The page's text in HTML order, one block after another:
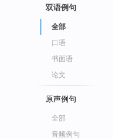
双语例句
全部
口语
书面语
论文
原声例句
全部
音频例句